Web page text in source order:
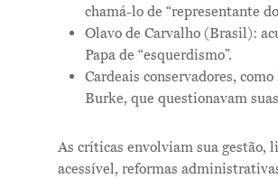
chamá-lo de “representante
Olavo de Carvalho (Brasil):
Papa de “esquerdismo”.
Cardeais conservadores,
Burke, que questionavam
As críticas envolviam sua gestão,
acessível, reformas